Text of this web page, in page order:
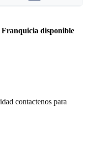
disponible
contactenos para